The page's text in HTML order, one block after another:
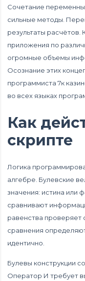
Сочетание
сильные методы.
результаты
приложения по
огромные объемы
Осознание этих
программиста 7к
во всех языках
Как
скрипте
Логика
алгебре. Булевские
значения: истина или
сравнивают
равенства
сравнения
идентично.
Булевы конструкции
Оператор И требует